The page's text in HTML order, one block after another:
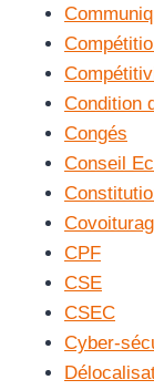
Condition
Congés
Conseil
CPF
CSE
CSEC
Cyber-